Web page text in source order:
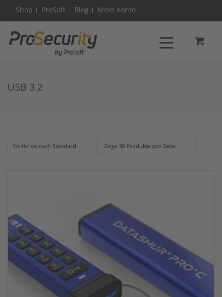
Shop ProSoft Blog Mein Konto
USB 3.2
Sortieren nach Standard Zeige 30 Produkte pro Seite